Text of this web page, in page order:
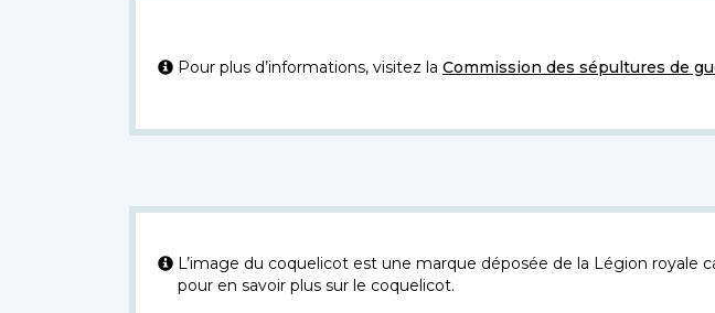
Pour plus d’informations, visitez la Commission des sépultures de
L’image du coquelicot est une marque déposée de la Légion royale
pour en savoir plus sur le coquelicot.